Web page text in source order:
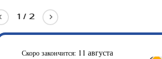
2 /2
Скоро закончится: 13 августа